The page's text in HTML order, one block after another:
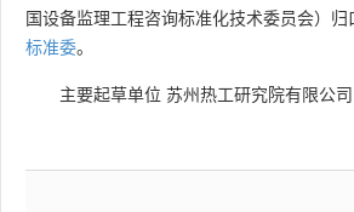
国设备监理工程咨询标准化技术委员会）归
标准委。
主要起草单位 苏州热工研究院有限公司